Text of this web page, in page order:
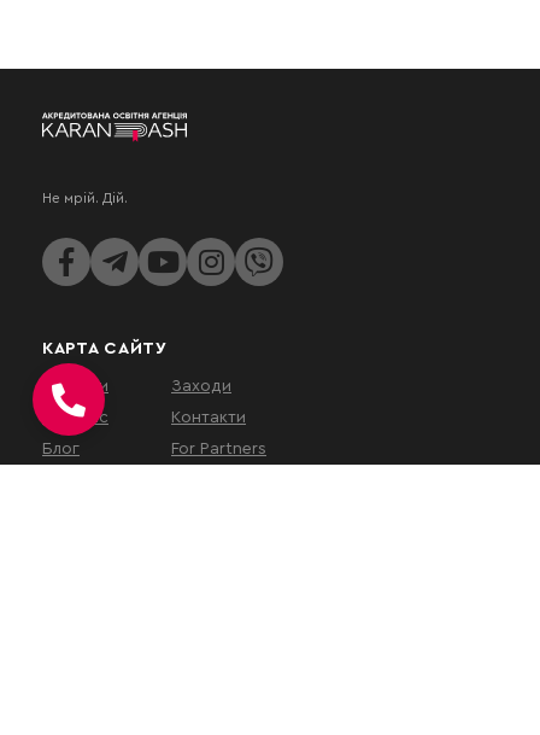
Не мрій. Дій.
КАРТА САЙТУ
Послуги
Про нас
Блог
Заходи
Контакти
For Partners